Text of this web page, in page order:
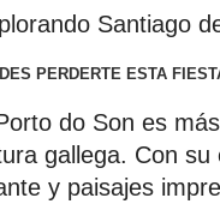
Santiago
PERDERTE ESTA
do Son es
gallega. Con
y paisajes